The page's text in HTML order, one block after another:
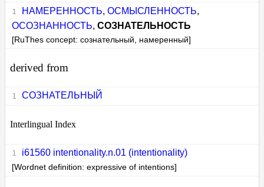
НАМЕРЕННОСТЬ, ОСМЫСЛЕННОСТЬ,
ОСОЗНАННОСТЬ,СОЗНАТЕЛЬНОСТЬ
[RuThes concept: сознательный, намеренный]
derived from
СОЗНАТЕЛЬНЫЙ
Interlingual Index
i61560 intentionality.n.01 (intentionality)
[Wordnet definition: expressive of intentions]